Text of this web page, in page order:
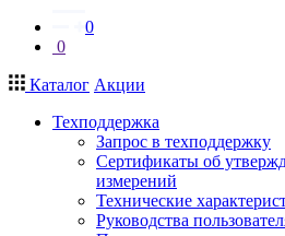
0
0
Каталог Акции
Техподдержка
Запрос в техподдержку
Сертификаты об
измерений
Технические
Руководства